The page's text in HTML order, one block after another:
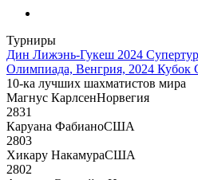
Турниры
Дин Лижэнь-Гукеш 2024
Олимпиада, Венгрия, 2024 Кубок
10-ка лучших шахматистов мира
Магнус КарлсенНорвегия
2831
Каруана ФабианоСША
2803
Хикару НакамураСША
2802